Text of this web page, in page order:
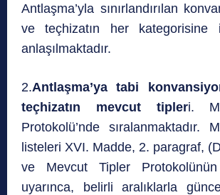
Antlaşma’yla sınırlandırılan
ve teçhizatın her kategorisine
anlaşılmaktadır.
2.Antlaşma’ya tabi
teçhizatın mevcut tipleri.
Protokolü’nde sıralanmaktadır.
listeleri XVI. Madde, 2. paragraf,
ve Mevcut Tipler
uyarınca, belirli aralıklarla